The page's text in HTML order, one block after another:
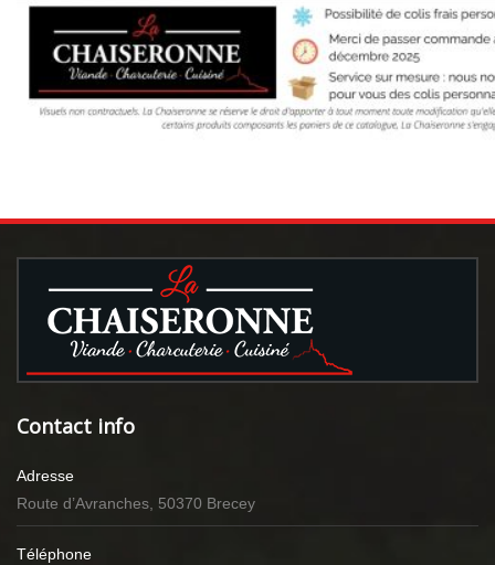
Contact info
Adresse
Route d’Avranches, 50370 Brecey
Téléphone